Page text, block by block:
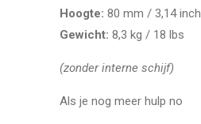
Hoogte: 80 mm / 3,14 inch
Gewicht: 8,3 kg / 18 lbs
(zonder interne schijf)
Als je nog meer hulp no